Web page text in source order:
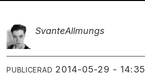
SvanteAllmungs
PUBLICERAD 2014-05-29 - 14:35